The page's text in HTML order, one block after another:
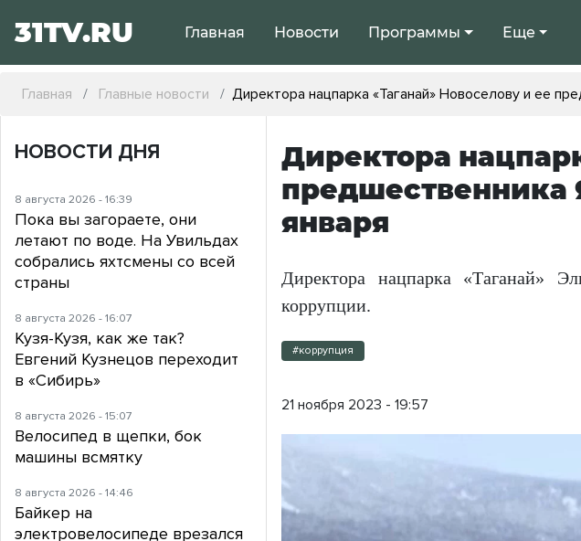
31TV.RU Главная Новости Программы Еще
Главная Главные новости Директора нацпарка «Таганай» Новоселову и ее
Директора
предшественника
января
Директора нацпарка «Таганай»
коррупции.
#коррупция
21 ноября 2023 - 19:57
НОВОСТИ ДНЯ
8 августа 2026 - 16:39
Пока вы загораете, они
летают по воде. На Увильдах
собрались яхтсмены со всей
страны
8 августа 2026 - 16:07
Кузя-Кузя, как же так?
Евгений Кузнецов переходит
в «Сибирь»
8 августа 2026 - 15:07
Велосипед в щепки, бок
машины всмятку
8 августа 2026 - 14:46
Байкер на
электровелосипеде врезался